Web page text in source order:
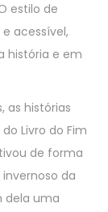
estilo de
acessível,
história e em
as histórias
Livro do Fim
de forma
da
dela uma